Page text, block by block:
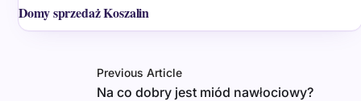
Domy sprzedaż Koszalin
Previous Article
Na co dobry jest miód nawłociowy?